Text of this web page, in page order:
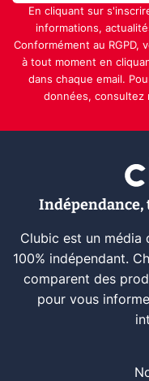
En cliquant sur
informations,
Conformément au
à tout moment en
dans chaque email.
données, consultez
Indépendance,
Clubic est un média
100% indépendant.
comparent des
pour vous